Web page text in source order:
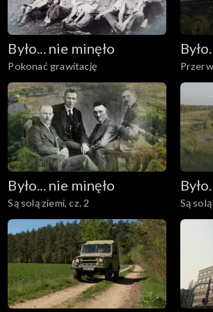
Było... nie minęło
Pokonać grawitację
Było... nie minęło
Są solą ziemi, cz. 2 Są